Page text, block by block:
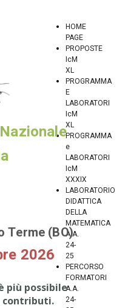
HOME
PAGE
PROPOSTE
IcM
XL
PROGRAMMA
E
LABORATORI
IcM
XL
PROGRAMMA
e
LABORATORI
IcM
XXXIX
LABORATORIO
DIDATTICA
DELLA
MATEMATICA
A.A.
24-
25
PERCORSO
FORMATORI
A.A.
24-
Terme (BO)
2026
più possibile
contributi.